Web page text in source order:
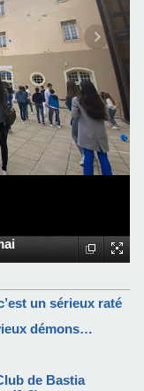
un sérieux raté
démons…
de Bastia